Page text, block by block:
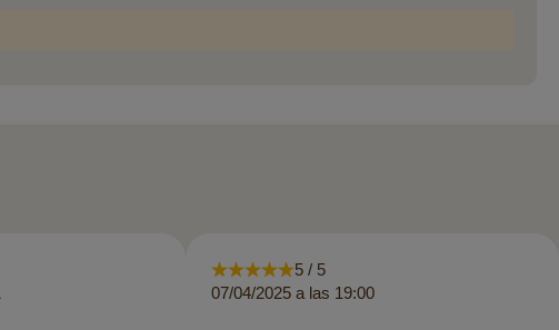
5 / 5
07/04/2025 a las 19:00